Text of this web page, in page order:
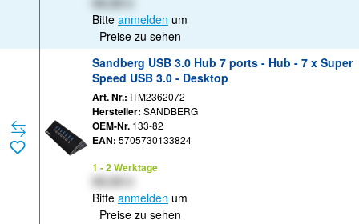
Bitte anmelden um
Preise zu sehen
Sandberg USB 3.0 Hub 7 ports - Hub - 7 x Super
Speed USB 3.0 - Desktop
Art. Nr.: ITM2362072
Hersteller: SANDBERG
OEM-Nr. 133-82
EAN: 5705730133824
1 - 2 Werktage
Bitte anmelden um
Preise zu sehen